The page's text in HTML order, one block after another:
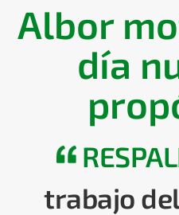
Albor
día
trabajo